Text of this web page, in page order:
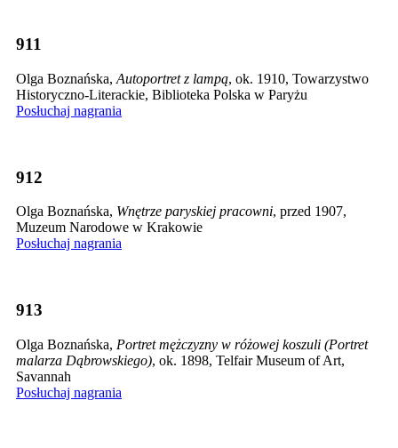
911
Olga Boznańska, Autoportret z lampą, ok. 1910, Towarzystwo
Historyczno-Literackie, Biblioteka Polska w Paryżu
Posłuchaj nagrania
912
Olga Boznańska, Wnętrze paryskiej pracowni, przed 1907,
Muzeum Narodowe w Krakowie
Posłuchaj nagrania
913
Olga Boznańska, Portret mężczyzny w różowej koszuli (Portret
malarza Dąbrowskiego), ok. 1898, Telfair Museum of Art,
Savannah
Posłuchaj nagrania